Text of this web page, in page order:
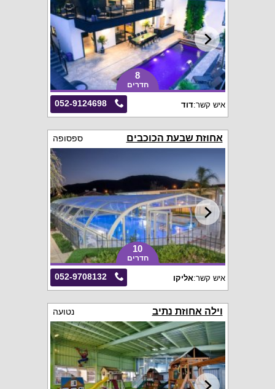
8
חדרים
052-9124698 איש קשר:דוד
אחוזת שבעת הכוכבים ספסופה
10
חדרים
052-9708132 איש קשר:אליקו
וילה אחוזת נתיב נטועה